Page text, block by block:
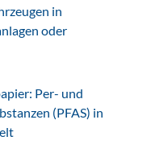
in
oder
Per- und
(PFAS) in